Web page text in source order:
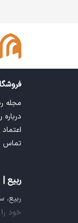
مجله
درباره
تماس
ربیع
خود